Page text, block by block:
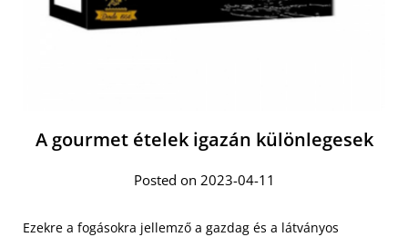
A gourmet ételek igazán különlegesek
Posted on 2023-04-11
Ezekre a fogásokra jellemző a gazdag és a látványos